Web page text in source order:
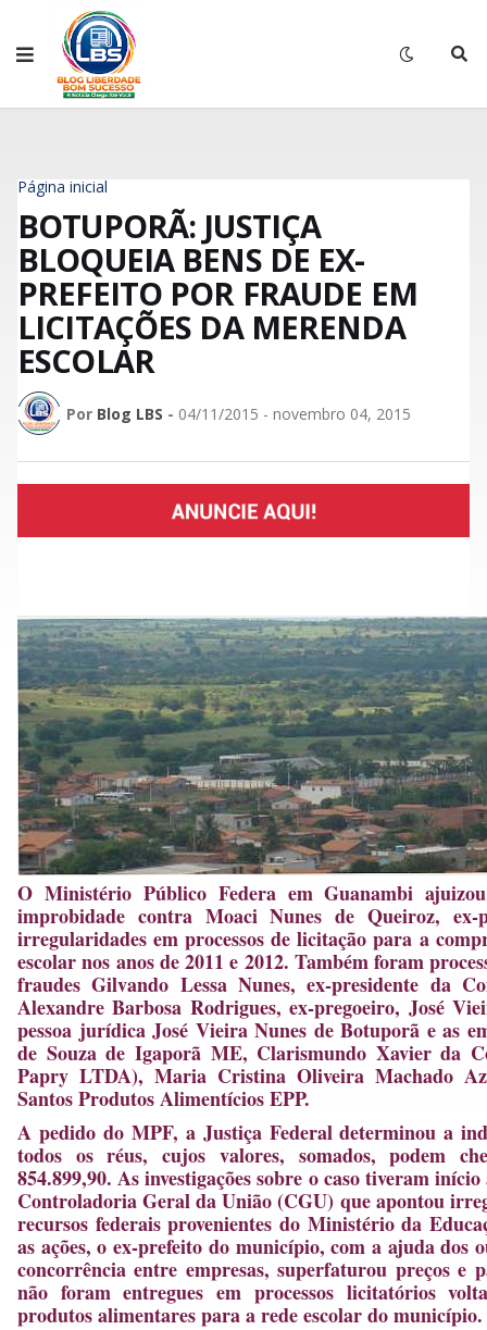
Página inicial
BOTUPORÃ: JUSTIÇA
BLOQUEIA BENS DE EX-
PREFEITO POR FRAUDE EM
LICITAÇÕES DA MERENDA
ESCOLAR
Por Blog LBS - 04/11/2015 - novembro 04, 2015
O Ministério Público Federa em Guanambi
improbidade contra Moaci Nunes de Queiroz,
irregularidades em processos de licitação para a
escolar nos anos de 2011 e 2012. Também foram
fraudes Gilvando Lessa Nunes, ex-presidente da
Alexandre Barbosa Rodrigues, ex-pregoeiro, José
pessoa jurídica José Vieira Nunes de Botuporã e as
de Souza de Igaporã ME, Clarismundo Xavier da
Papry LTDA), Maria Cristina Oliveira Machado
Santos Produtos Alimentícios EPP.
A pedido do MPF, a Justiça Federal determinou a
todos os réus, cujos valores, somados, podem
854.899,90. As investigações sobre o caso tiveram
Controladoria Geral da União (CGU) que apontou
recursos federais provenientes do Ministério da
as ações, o ex-prefeito do município, com a ajuda dos
concorrência entre empresas, superfaturou preços e
não foram entregues em processos licitatórios
produtos alimentares para a rede escolar do município.